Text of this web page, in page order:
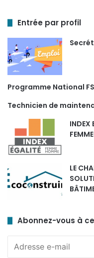
Entrée par profil
Programme National
Technicien de
INDEX
LE
Abonnez-vous à